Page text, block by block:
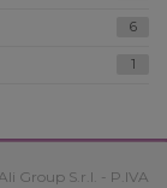
6
1
Group S.r.l. - P.IVA